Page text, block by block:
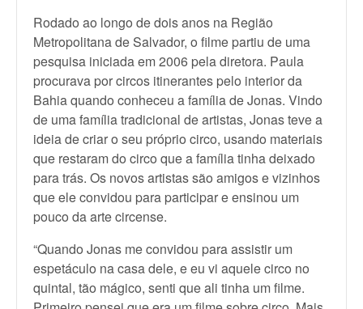
Rodado ao longo de dois anos na Região
Metropolitana de Salvador, o filme partiu de uma
pesquisa iniciada em 2006 pela diretora. Paula
procurava por circos itinerantes pelo interior da
Bahia quando conheceu a família de Jonas. Vindo
de uma família tradicional de artistas, Jonas teve a
ideia de criar o seu próprio circo, usando materiais
que restaram do circo que a família tinha deixado
para trás. Os novos artistas são amigos e vizinhos
que ele convidou para participar e ensinou um
pouco da arte circense.
“Quando Jonas me convidou para assistir um
espetáculo na casa dele, e eu vi aquele circo no
quintal, tão mágico, senti que ali tinha um filme.